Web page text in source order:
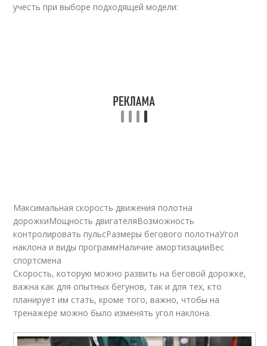
учесть при выборе подходящей модели:
Максимальная скорость движения полотна
дорожкиМощность двигателяВозможность
контролировать пульсРазмеры бегового полотнаУгол
наклона и виды программНаличие амортизацииВес
спортсмена
Скорость, которую можно развить на беговой дорожке,
важна как для опытных бегунов, так и для тех, кто
планирует им стать, кроме того, важно, чтобы на
тренажере можно было изменять угол наклона.